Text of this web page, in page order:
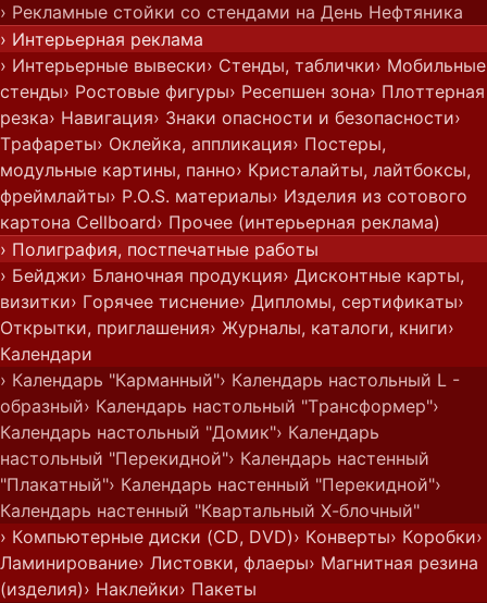
› Рекламные стойки со стендами на День Нефтяника
› Интерьерная реклама
› Интерьерные вывески› Стенды, таблички› Мобильные
стенды› Ростовые фигуры› Ресепшен зона› Плоттерная
резка› Навигация› Знаки опасности и безопасности›
Трафареты› Оклейка, аппликация› Постеры,
модульные картины, панно› Кристалайты, лайтбоксы,
фреймлайты› P.O.S. материалы› Изделия из сотового
картона Cellboard› Прочее (интерьерная реклама)
› Полиграфия, постпечатные работы
› Бейджи› Бланочная продукция› Дисконтные карты,
визитки› Горячее тиснение› Дипломы, сертификаты›
Открытки, приглашения› Журналы, каталоги, книги›
Календари
› Календарь "Карманный"› Календарь настольный L -
образный› Календарь настольный "Трансформер"›
Календарь настольный "Домик"› Календарь
настольный "Перекидной"› Календарь настенный
"Плакатный"› Календарь настенный "Перекидной"›
Календарь настенный "Квартальный Х-блочный"
› Компьютерные диски (CD, DVD)› Конверты› Коробки›
Ламинирование› Листовки, флаеры› Магнитная резина
(изделия)› Наклейки› Пакеты